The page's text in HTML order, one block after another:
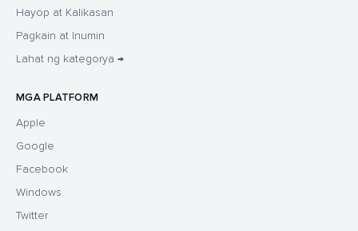
Hayop at Kalikasan
Pagkain at Inumin
Lahat ng kategorya →
MGA PLATFORM
Apple
Google
Facebook
Windows
Twitter